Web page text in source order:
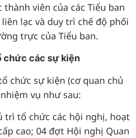
thành viên của các Tiểu ban
lạc và duy trì chế độ phối
trực của Tiểu ban.
chức các sự kiện
chức sự kiện (cơ quan chủ
vụ như sau:
trì tổ chức các hội nghị, hoạt
cao; 04 đợt Hội nghị Quan